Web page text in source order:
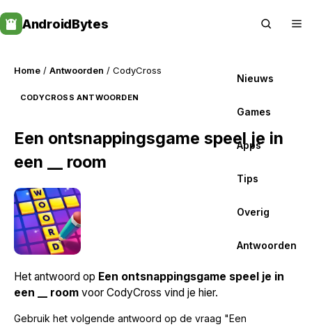
to
content
AndroidBytes
Nieuws
Games
Apps
Tips
Overig
Antwoorden
Home / Antwoorden / CodyCross
CODYCROSS ANTWOORDEN
Een ontsnappingsgame speel je in
een __ room
Het antwoord op Een ontsnappingsgame speel je in
een __ room voor CodyCross vind je hier.
Gebruik het volgende antwoord op de vraag "Een